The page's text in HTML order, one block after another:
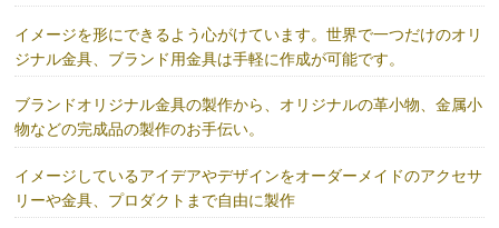
イメージを形にできるよう心がけています。世界で一つだけのオリ
ジナル金具、ブランド用金具は手軽に作成が可能です。
ブランドオリジナル金具の製作から、オリジナルの革小物、金属小
物などの完成品の製作のお手伝い。
イメージしているアイデアやデザインをオーダーメイドのアクセサ
リーや金具、プロダクトまで自由に製作